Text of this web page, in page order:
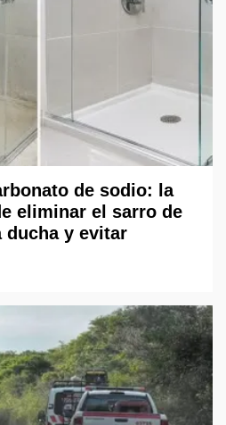
de sodio: la
eliminar el sarro de
ducha y evitar